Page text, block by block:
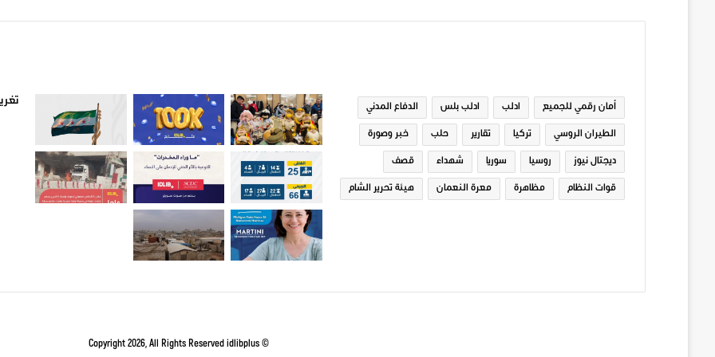
أمان رقمي للجميع ادلب ادلب بلس الدفاع المدني
الطيران الروسي تركيا تقارير حلب خبر وصورة
ديجتال نيوز روسيا سوريا شهداء قصف
قوات النظام مظاهرة معرة النعمان هيئة تحرير الشام
© Copyright 2026, All Rights Reserved
idlibplus